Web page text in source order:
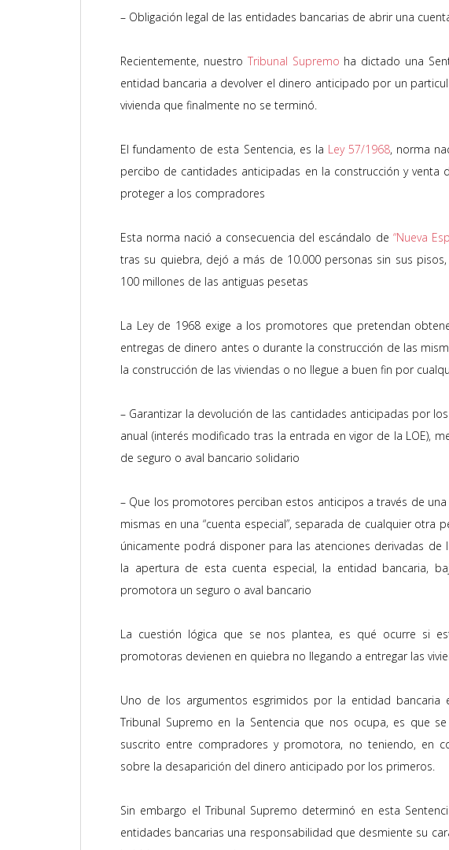
– Obligación legal de las entidades bancarias de abrir una
Recientemente, nuestro Tribunal Supremo ha dictado una
entidad bancaria a devolver el dinero anticipado por un
vivienda que finalmente no se terminó.
El fundamento de esta Sentencia, es la Ley 57/1968, norma
percibo de cantidades anticipadas en la construcción y venta
proteger a los compradores
Esta norma nació a consecuencia del escándalo de “Nueva
tras su quiebra, dejó a más de 10.000 personas sin sus
100 millones de las antiguas pesetas
La Ley de 1968 exige a los promotores que pretendan
entregas de dinero antes o durante la construcción de las
la construcción de las viviendas o no llegue a buen fin por
– Garantizar la devolución de las cantidades anticipadas por
anual (interés modificado tras la entrada en vigor de la LOE),
de seguro o aval bancario solidario
– Que los promotores perciban estos anticipos a través de
mismas en una “cuenta especial”, separada de cualquier otra
únicamente podrá disponer para las atenciones derivadas de
la apertura de esta cuenta especial, la entidad bancaria,
promotora un seguro o aval bancario
La cuestión lógica que se nos plantea, es qué ocurre si
promotoras devienen en quiebra no llegando a entregar las
Uno de los argumentos esgrimidos por la entidad
Tribunal Supremo en la Sentencia que nos ocupa, es que
suscrito entre compradores y promotora, no teniendo, en
sobre la desaparición del dinero anticipado por los primeros.
Sin embargo el Tribunal Supremo determinó en esta
entidades bancarias una responsabilidad que desmiente su